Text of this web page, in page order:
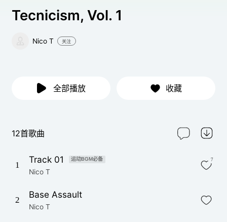
Tecnicism, Vol. 1
Nico T 关注
全部播放 收藏
12首歌曲
1
Track 01 运动BGM必备
Nico T
7
2
Base Assault
Nico T